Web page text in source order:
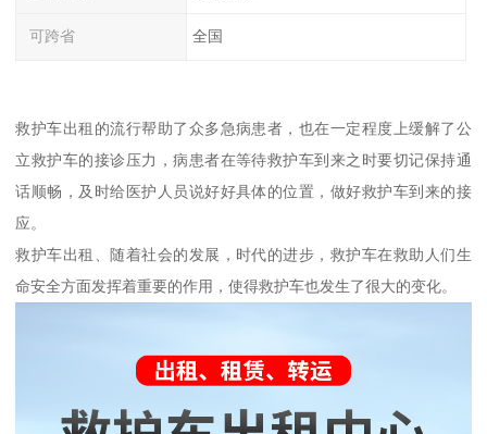
可跨省 全国
救护车出租的流行帮助了众多急病患者，也在一定程度上缓解了公
立救护车的接诊压力，病患者在等待救护车到来之时要切记保持通
话顺畅，及时给医护人员说好好具体的位置，做好救护车到来的接
应。
救护车出租、随着社会的发展，时代的进步，救护车在救助人们生
命安全方面发挥着重要的作用，使得救护车也发生了很大的变化。